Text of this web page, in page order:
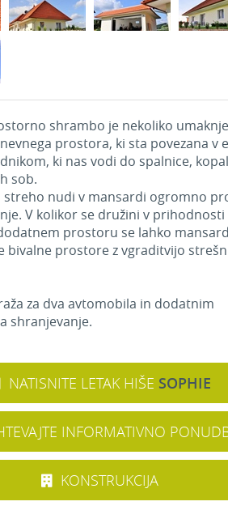
shrambo je nekoliko
prostora, ki sta povezana v
ki nas vodi do spalnice,
sob.
streho nudi v mansardi ogromno
V kolikor se družini v prihodnosti
prostoru se lahko
bivalne prostore z vgraditvijo
za dva avtomobila in dodatnim
shranjevanje.
NATISNITE LETAK HIŠE SOPHIE
INFORMATIVNO
KONSTRUKCIJA